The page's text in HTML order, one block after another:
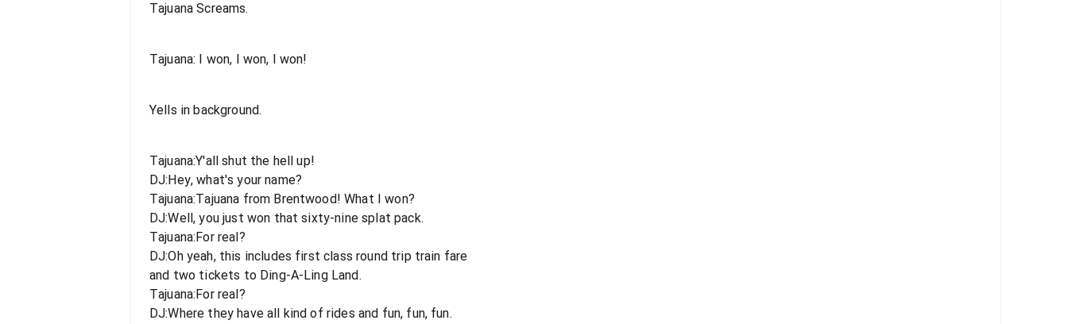
Tajuana Screams.
Tajuana: I won, I won, I won!
Yells in background.
Tajuana:Y'all shut the hell up!
DJ:Hey, what's your name?
Tajuana:Tajuana from Brentwood! What I won?
DJ:Well, you just won that sixty-nine splat pack.
Tajuana:For real?
DJ:Oh yeah, this includes first class round trip train fare
and two tickets to Ding-A-Ling Land.
Tajuana:For real?
DJ:Where they have all kind of rides and fun, fun, fun.